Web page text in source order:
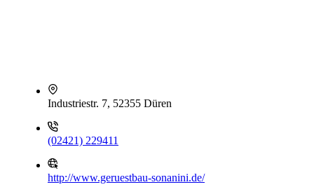
Industriestr. 7, 52355 Düren
(02421) 229411
http://www.geruestbau-sonanini.de/